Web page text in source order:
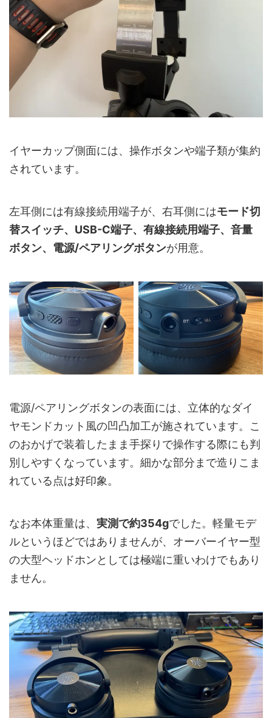
イヤーカップ側面には、操作ボタンや端子類が集約
されています。
左耳側には有線接続用端子が、右耳側にはモード切
替スイッチ、USB-C端子、有線接続用端子、音量
ボタン、電源/ペアリングボタンが用意。
電源/ペアリングボタンの表面には、立体的なダイ
ヤモンドカット風の凹凸加工が施されています。こ
のおかげで装着したまま手探りで操作する際にも判
別しやすくなっています。細かな部分まで造りこま
れている点は好印象。
なお本体重量は、 実測で約354gでした。軽量モデ
ルというほどではありませんが、オーバーイヤー型
の大型ヘッドホンとしては極端に重いわけでもあり
ません。